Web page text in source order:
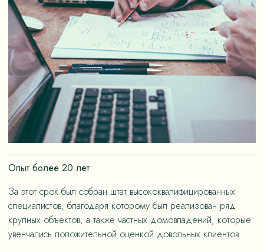
Опыт более 20 лет
За этот срок был собран штат высококвалифицированных
специалистов, благодаря которому был реализован ряд
крупных объектов, а также частных домовладений, которые
увенчались положительной оценкой довольных клиентов.